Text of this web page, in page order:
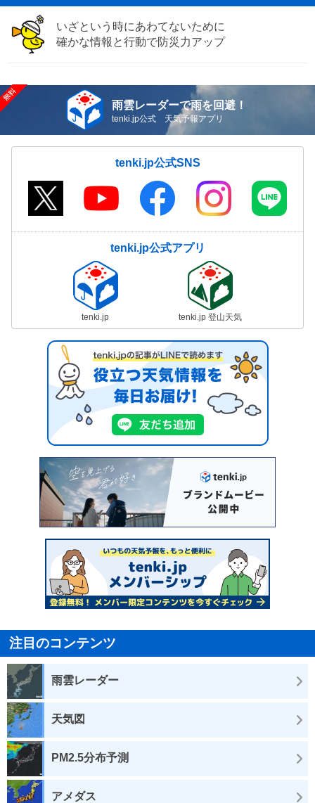
いざという時にあわてないために
確かな情報と行動で防災力アップ
雨雲レーダーで雨を回避！
tenki.jp公式 天気予報アプリ
tenki.jp公式SNS
tenki.jp公式アプリ
tenki.jp tenki.jp 登山天気
注目のコンテンツ
雨雲レーダー
天気図
PM2.5分布予測
アメダス